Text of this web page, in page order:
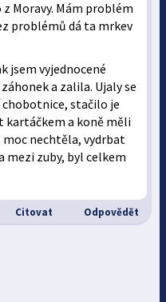
Moravy. Mám problém
problémů dá ta mrkev
jsem vyjednocené
a zalila. Ujaly se
stačilo je
kartáčkem a koně měli
nechtěla, vydrbat
mezi zuby, byl celkem
Citovat Odpovědět